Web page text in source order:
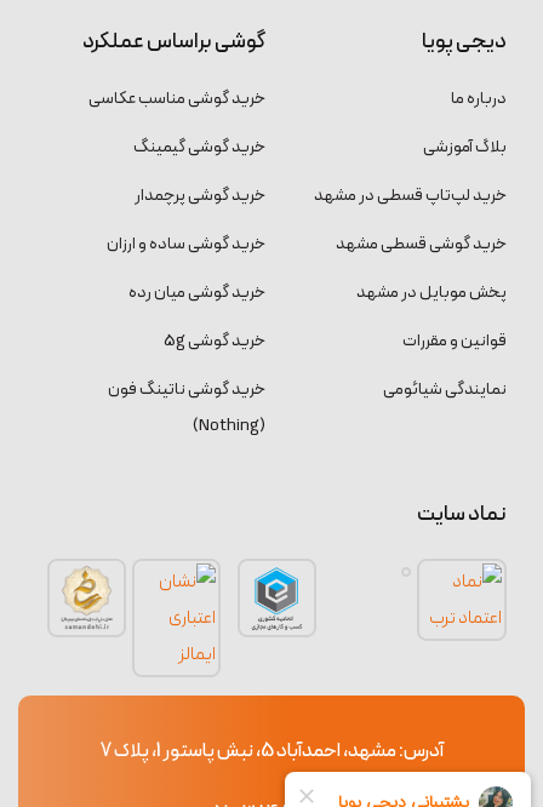
دیجی پویا
درباره ما
بلاگ آموزشی
خرید لپ‌تاپ قسطی در مشهد
خرید گوشی قسطی مشهد
پخش موبایل در مشهد
قوانین و مقررات
نمایندگی شیائومی
گوشی براساس عملکرد
خرید گوشی مناسب عکاسی
خرید گوشی گیمینگ
خرید گوشی پرچمدار
خرید گوشی ساده و ارزان
خرید گوشی میان رده
خرید گوشی 5g
خرید گوشی ناتینگ فون
(Nothing)
نماد سایت
آدرس: مشهد، احمدآباد 5، نبش پاستور 1، پلاک 7